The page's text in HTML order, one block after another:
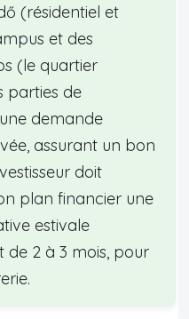
(résidentiel et
et des
(le quartier
parties de
demande
assurant un bon
doit
plan financier une
estivale
de 2 à 3 mois, pour